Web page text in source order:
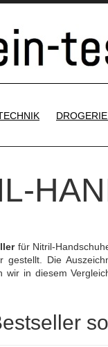
für Nitril-
gestellt. Die
wir in diesem